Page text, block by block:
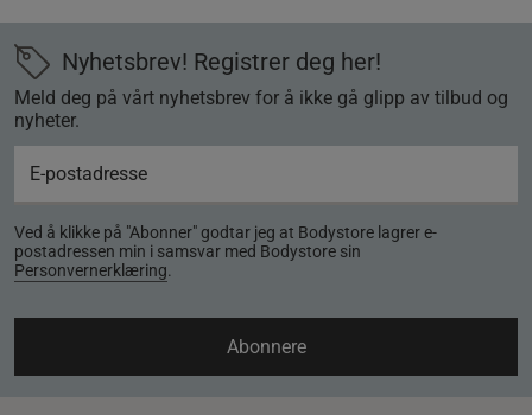
Nyhetsbrev! Registrer deg her!
Meld deg på vårt nyhetsbrev for å ikke gå glipp av tilbud og
nyheter.
Ved å klikke på "Abonner" godtar jeg at Bodystore lagrer e-
postadressen min i samsvar med Bodystore sin
Personvernerklæring.
Abonnere